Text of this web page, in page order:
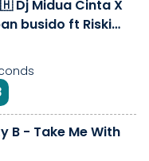
Dj Midua Cinta X
busido ft Riski
B - Take Me With